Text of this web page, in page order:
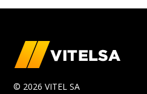
© 2026 VITEL SA